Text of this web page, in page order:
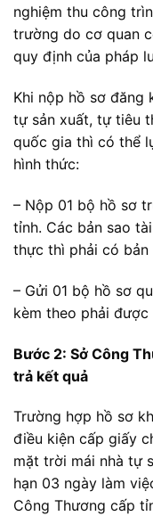
nghiệm thu công
trường do cơ quan
quy định của pháp
Khi nộp hồ sơ đăng
tự sản xuất, tự tiêu
quốc gia thì có thể
hình thức:
– Nộp 01 bộ hồ sơ
tỉnh. Các bản sao
thực thì phải có bản
– Gửi 01 bộ hồ sơ
kèm theo phải
Bước 2: Sở Công
trả kết quả
Trường hợp hồ sơ
điều kiện cấp giấy
mặt trời mái nhà tự
hạn 03 ngày làm
Công Thương cấp